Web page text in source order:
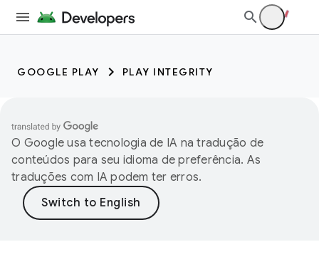
GOOGLE PLAY PLAY INTEGRITY
O Google usa tecnologia de IA na tradução de
conteúdos para seu idioma de preferência. As
traduções com IA podem ter erros.